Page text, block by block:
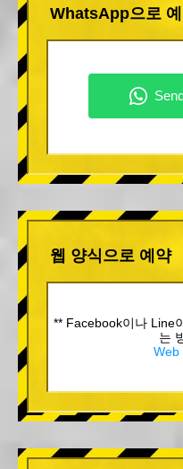
WhatsApp으로
웹 양식으로 예약
** Facebook이나 Line
는
Web